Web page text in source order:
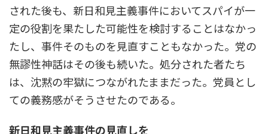
された後も、新日和見主義事件においてスパイが一
定の役割を果たした可能性を検討することはなかっ
たし、事件そのものを見直すこともなかった。党の
無謬性神話はその後も続いた。処分された者たち
は、沈黙の牢獄につながれたままだった。党員とし
ての義務感がそうさせたのである。
新日和見主義事件の見直しを